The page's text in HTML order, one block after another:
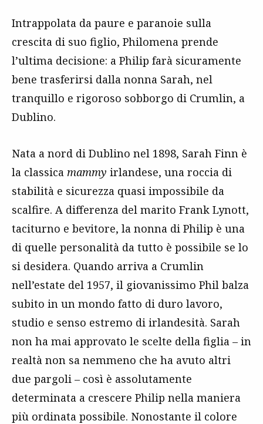
Intrappolata da paure e paranoie sulla
crescita di suo figlio, Philomena prende
l’ultima decisione: a Philip farà sicuramente
bene trasferirsi dalla nonna Sarah, nel
tranquillo e rigoroso sobborgo di Crumlin, a
Dublino.
Nata a nord di Dublino nel 1898, Sarah Finn è
la classica mammy irlandese, una roccia di
stabilità e sicurezza quasi impossibile da
scalfire. A differenza del marito Frank Lynott,
taciturno e bevitore, la nonna di Philip è una
di quelle personalità da tutto è possibile se lo
si desidera. Quando arriva a Crumlin
nell’estate del 1957, il giovanissimo Phil balza
subito in un mondo fatto di duro lavoro,
studio e senso estremo di irlandesità. Sarah
non ha mai approvato le scelte della figlia – in
realtà non sa nemmeno che ha avuto altri
due pargoli – così è assolutamente
determinata a crescere Philip nella maniera
più ordinata possibile. Nonostante il colore